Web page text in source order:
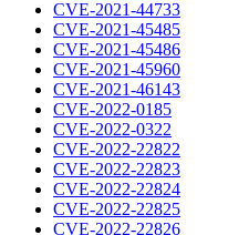
CVE-2021-44733
CVE-2021-45485
CVE-2021-45486
CVE-2021-45960
CVE-2021-46143
CVE-2022-0185
CVE-2022-0322
CVE-2022-22822
CVE-2022-22823
CVE-2022-22824
CVE-2022-22825
CVE-2022-22826